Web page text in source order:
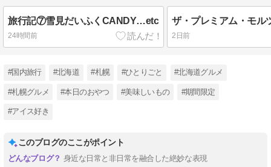
旅行記⑦雪見だいふくCANDY…etc
24時間前
ザ・プレミアム・モル
2日前
#国内旅行 #北海道 #札幌 #ひとりごと #北海道グルメ
#札幌グルメ #本日のおやつ #美味しいもの #期間限定
#アイス好き
このブログのここがポイント
身近な日常と非日常を融合した絶妙な表現